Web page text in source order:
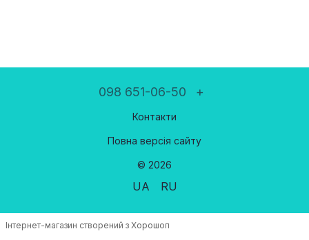
098 651-06-50 +
Контакти
Повна версія сайту
© 2026
UA RU
Інтернет-магазин створений з Хорошоп